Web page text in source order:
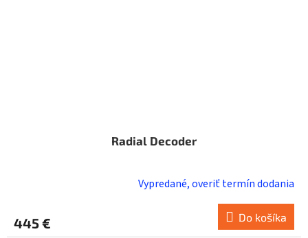
Radial Decoder
Vypredané, overiť termín dodania
445 € Do košíka